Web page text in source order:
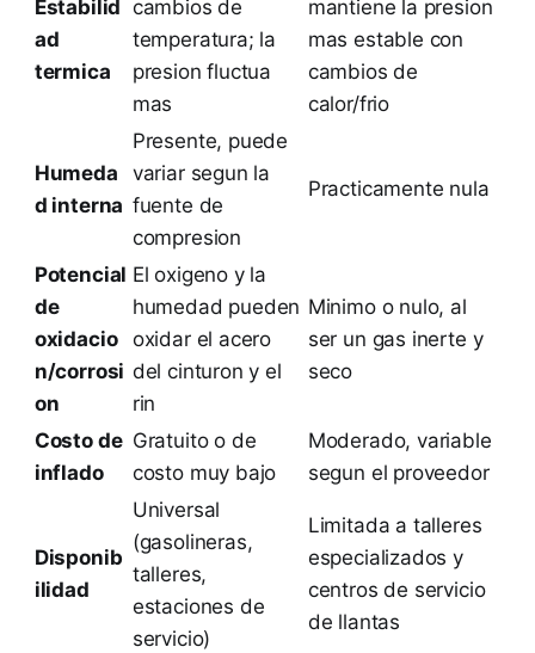
Estabilid
ad
termica
cambios de
temperatura; la
presion fluctua
mas
mantiene la presion
mas estable con
cambios de
calor/frio
Humeda
d interna
Presente, puede
variar segun la
fuente de
compresion
Practicamente nula
Potencial
de
oxidacio
n/corrosi
on
El oxigeno y la
humedad pueden
oxidar el acero
del cinturon y el
rin
Minimo o nulo, al
ser un gas inerte y
seco
Costo de
inflado
Gratuito o de
costo muy bajo
Moderado, variable
segun el proveedor
Disponib
ilidad
Universal
(gasolineras,
talleres,
estaciones de
servicio)
Limitada a talleres
especializados y
centros de servicio
de llantas